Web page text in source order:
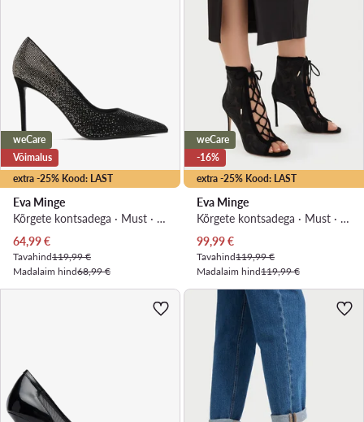
extra -25% Kood: LAST
weCare
Võimalus
Eva Minge
Kõrgete kontsadega · Must · 10.5 cm
Praegune hind
64,99€
Tavahind119,99 €
Madalaim hind68,99 €
extra -25% Kood: LAST
weCare
-16%
Eva Minge
Kõrgete kontsadega · Must · 10 cm
Praegune hind
99,99€
Tavahind119,99 €
Madalaim hind119,99 €